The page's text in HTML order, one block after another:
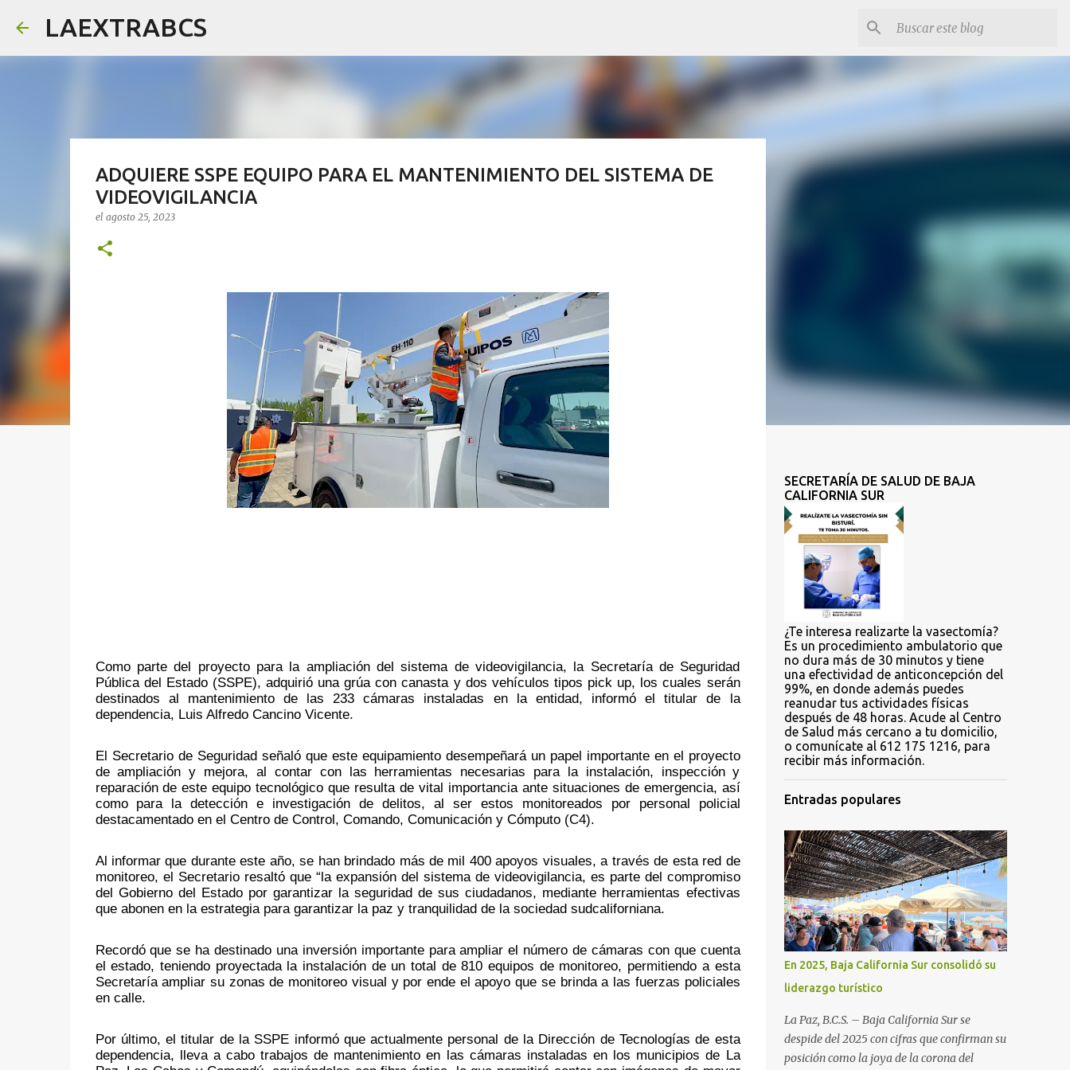
LAEXTRABCS
ADQUIERE SSPE EQUIPO PARA EL MANTENIMIENTO DEL SISTEMA DE
VIDEOVIGILANCIA
el agosto 25, 2023
Como parte del proyecto para la ampliación del sistema de videovigilancia, la Secretaría de Seguridad
Pública del Estado (SSPE), adquirió una grúa con canasta y dos vehículos tipos pick up, los cuales serán
destinados al mantenimiento de las 233 cámaras instaladas en la entidad, informó el titular de la
dependencia, Luis Alfredo Cancino Vicente.
El Secretario de Seguridad señaló que este equipamiento desempeñará un papel importante en el proyecto
de ampliación y mejora, al contar con las herramientas necesarias para la instalación, inspección y
reparación de este equipo tecnológico que resulta de vital importancia ante situaciones de emergencia, así
como para la detección e investigación de delitos, al ser estos monitoreados por personal policial
destacamentado en el Centro de Control, Comando, Comunicación y Cómputo (C4).
Al informar que durante este año, se han brindado más de mil 400 apoyos visuales, a través de esta red de
monitoreo, el Secretario resaltó que “la expansión del sistema de videovigilancia, es parte del compromiso
del Gobierno del Estado por garantizar la seguridad de sus ciudadanos, mediante herramientas efectivas
que abonen en la estrategia para garantizar la paz y tranquilidad de la sociedad sudcaliforniana.
Recordó que se ha destinado una inversión importante para ampliar el número de cámaras con que cuenta
el estado, teniendo proyectada la instalación de un total de 810 equipos de monitoreo, permitiendo a esta
Secretaría ampliar su zonas de monitoreo visual y por ende el apoyo que se brinda a las fuerzas policiales
en calle.
Por último, el titular de la SSPE informó que actualmente personal de la Dirección de Tecnologías de esta
dependencia, lleva a cabo trabajos de mantenimiento en las cámaras instaladas en los municipios de La
SECRETARÍA DE SALUD DE BAJA
CALIFORNIA SUR
¿Te interesa realizarte la vasectomía?
Es un procedimiento ambulatorio que
no dura más de 30 minutos y tiene
una efectividad de anticoncepción del
99%, en donde además puedes
reanudar tus actividades físicas
después de 48 horas. Acude al Centro
de Salud más cercano a tu domicilio,
o comunícate al 612 175 1216, para
recibir más información.
Entradas populares
En 2025, Baja California Sur consolidó su
liderazgo turístico
La Paz, B.C.S. – Baja California Sur se
despide del 2025 con cifras que confirman su
posición como la joya de la corona del